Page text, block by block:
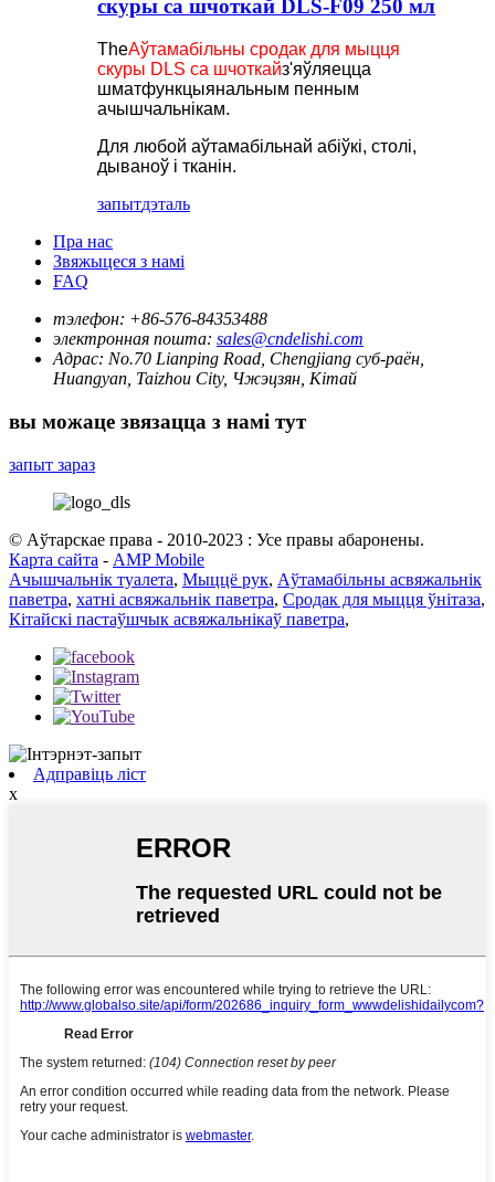
скуры са шчоткай DLS-F09 250 мл
TheАўтамабільны сродак для мыцця
скуры DLS са шчоткайз'яўляецца
шматфункцыянальным пенным
ачышчальнікам.
Для любой аўтамабільнай абіўкі, столі,
дываноў і тканін.
запытдэталь
Пра нас
Звяжыцеся з намі
FAQ
тэлефон: +86-576-84353488
электронная пошта: sales@cndelishi.com
Адрас: No.70 Lianping Road, Chengjiang суб-раён,
Huangyan, Taizhou City, Чжэцзян, Кітай
вы можаце звязацца з намі тут
запыт зараз
© Аўтарскае права - 2010-2023 : Усе правы абаронены.
Карта сайта - AMP Mobile
Ачышчальнік туалета, Мыццё рук, Аўтамабільны асвяжальнік
паветра, хатні асвяжальнік паветра, Сродак для мыцця ўнітаза,
Кітайскі пастаўшчык асвяжальнікаў паветра,
Адправіць ліст
x